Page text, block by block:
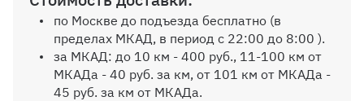
по Москве до подъезда бесплатно (в
пределах МКАД, в период с 22:00 до 8:00 ).
за МКАД: до 10 км - 400 руб., 11-100 км от
МКАДа - 40 руб. за км, от 101 км от МКАДа -
45 руб. за км от МКАДа.